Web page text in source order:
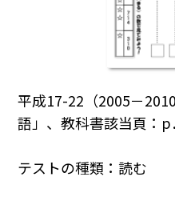
平成17-22（2005－
語」、教科書該当頁：
テストの種類：読む